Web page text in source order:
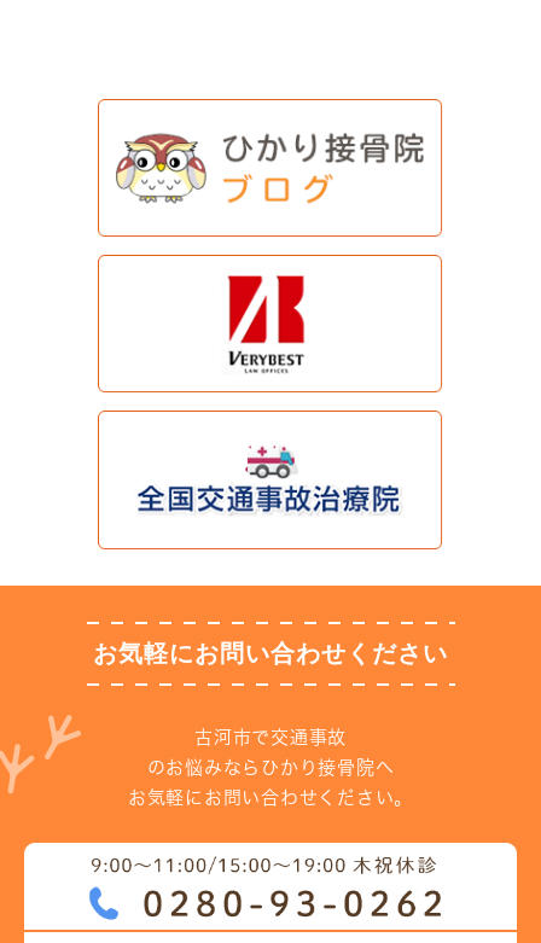
お気軽にお問い合わせください
古河市で交通事故
のお悩みならひかり接骨院へ
お気軽にお問い合わせください。